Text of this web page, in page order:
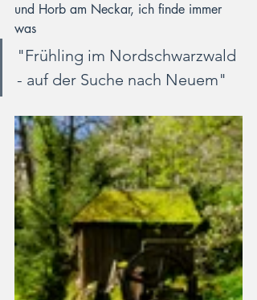
und Horb am Neckar, ich finde immer
was
"Frühling im Nordschwarzwald
- auf der Suche nach Neuem"